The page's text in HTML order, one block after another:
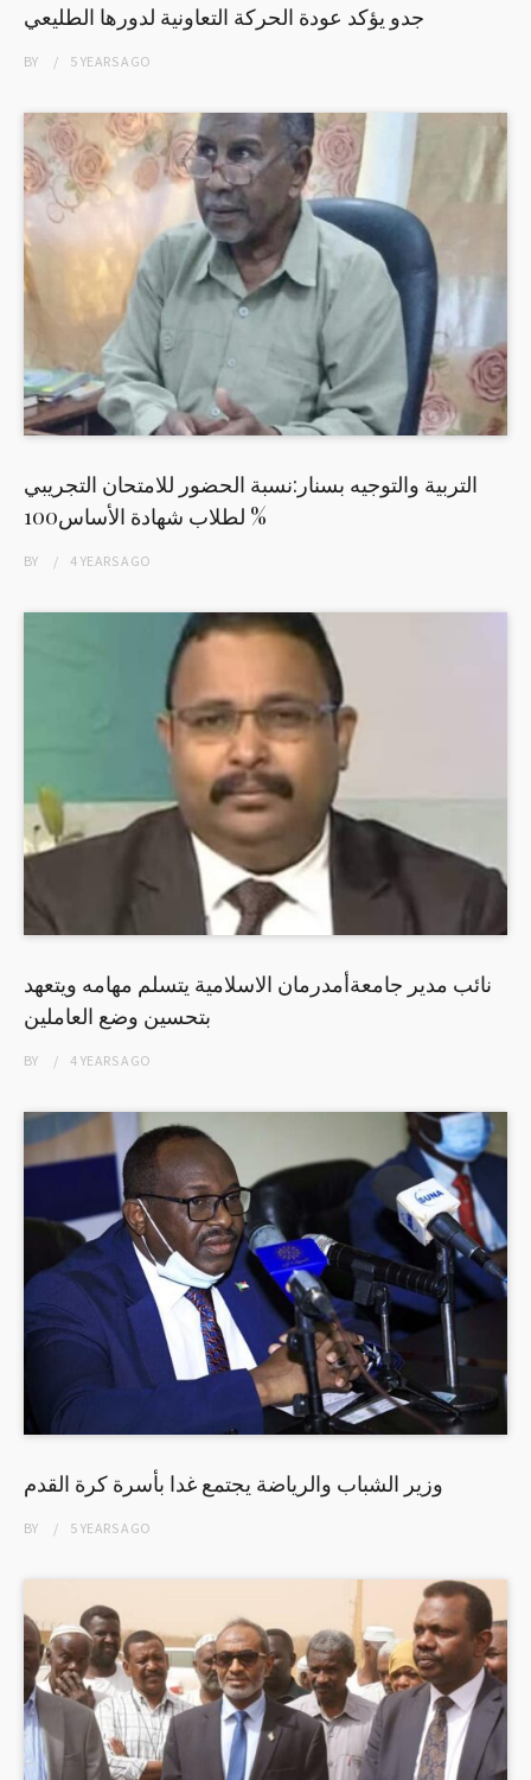
جدو يؤكد عودة الحركة التعاونية لدورها الطليعي
BY 5 YEARSAGO
التربية والتوجيه بسنار:نسبة الحضور للامتحان التجريبي
لطلاب شهادة الأساس100 %
BY 4 YEARSAGO
نائب مدير جامعةأمدرمان الاسلامية يتسلم مهامه ويتعهد
بتحسين وضع العاملين
BY 4 YEARSAGO
وزير الشباب والرياضة يجتمع غدا بأسرة كرة القدم
BY 5 YEARSAGO